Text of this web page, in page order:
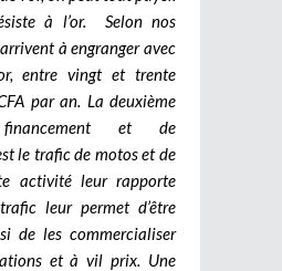
à l’or. Selon nos
à engranger avec
entre vingt et trente
par an. La deuxième
et de
le trafic de motos et de
activité leur rapporte
leur permet d’être
de les commercialiser
et à vil prix. Une